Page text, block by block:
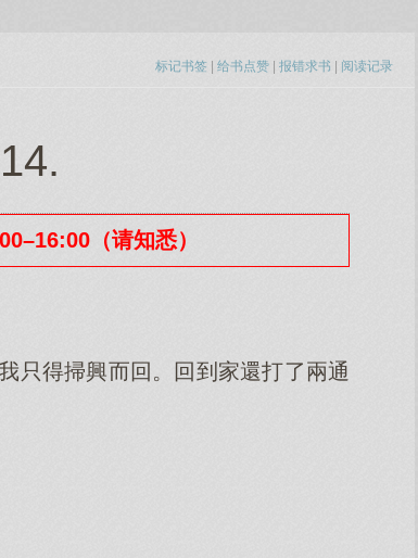
标记书签 | 给书点赞 | 报错求书 | 阅读记录
（请知悉）
得掃興而回。回到家還打了兩通